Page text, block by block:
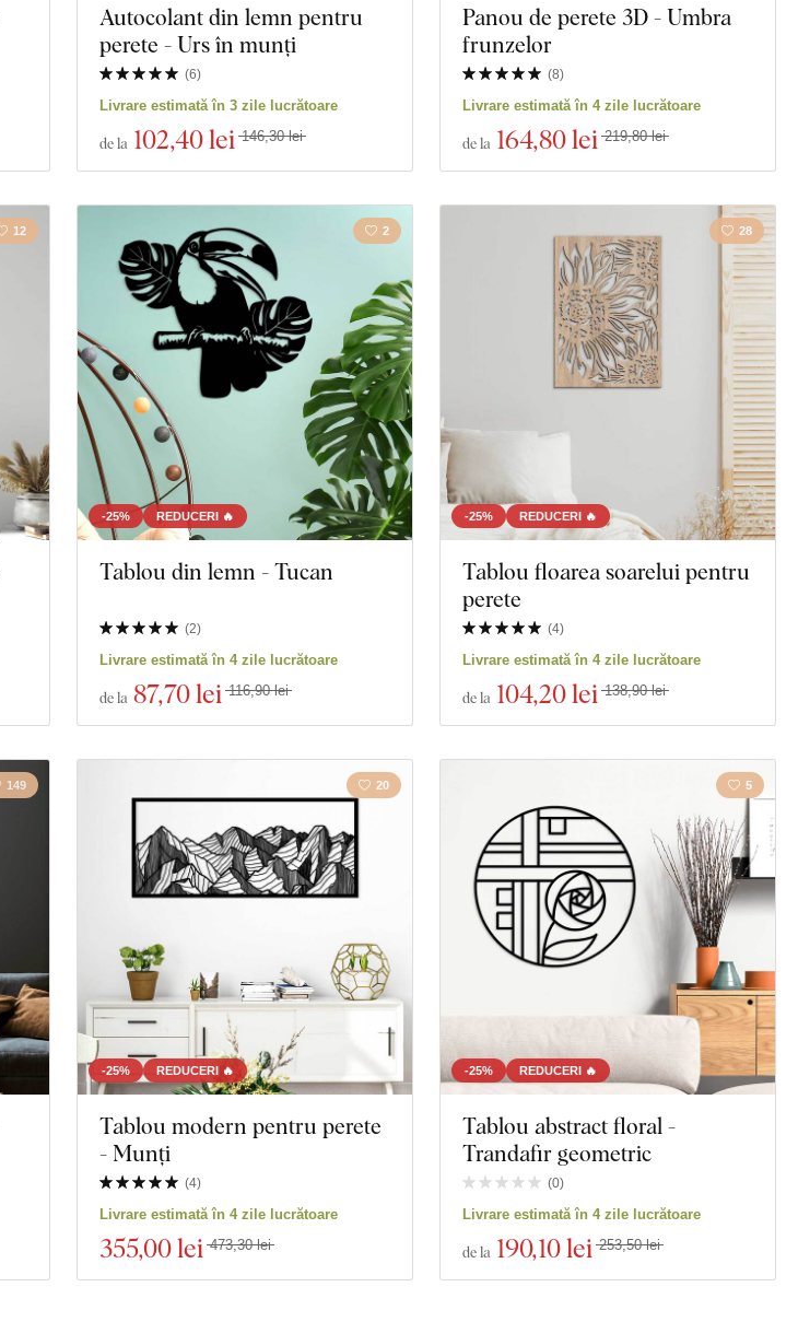
Autocolant din lemn pentru
perete - Urs în munți
(6)
Livrare estimată în 3 zile lucrătoare
de la 102,40 lei 146,30 lei
Panou de perete 3D - Umbra
frunzelor
(8)
Livrare estimată în 4 zile lucrătoare
de la 164,80 lei 219,80 lei
12
-25% REDUCERI 🔥
2
Tablou din lemn - Tucan
(2)
Livrare estimată în 4 zile lucrătoare
de la 87,70 lei 116,90 lei
-25% REDUCERI 🔥
28
Tablou floarea soarelui pentru
perete
(4)
Livrare estimată în 4 zile lucrătoare
de la 104,20 lei 138,90 lei
149
-25% REDUCERI 🔥
20
Tablou modern pentru perete
- Munți
(4)
Livrare estimată în 4 zile lucrătoare
355,00 lei 473,30 lei
-25% REDUCERI 🔥
5
Tablou abstract floral -
Trandafir geometric
(0)
Livrare estimată în 4 zile lucrătoare
de la 190,10 lei 253,50 lei